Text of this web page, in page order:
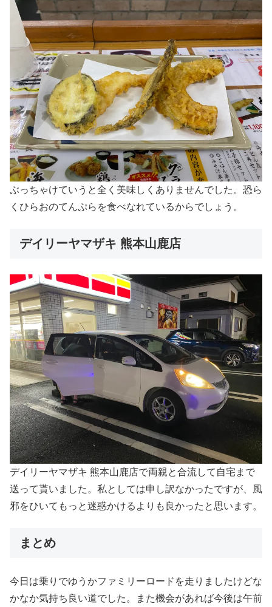
ぶっちゃけていうと全く美味しくありませんでした。恐ら
くひらおのてんぷらを食べなれているからでしょう。
デイリーヤマザキ 熊本山鹿店
デイリーヤマザキ 熊本山鹿店で両親と合流して自宅まで
送って貰いました。私としては申し訳なかったですが、風
邪をひいてもっと迷惑かけるよりも良かったと思います。
まとめ
今日は乗りでゆうかファミリーロードを走りましたけどな
かなか気持ち良い道でした。また機会があれば今後は午前